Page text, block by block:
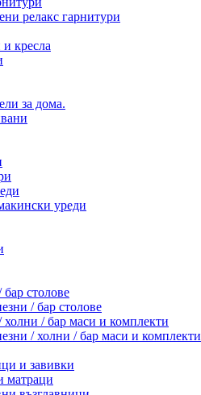
релакс гарнитури
кресла
за дома.
уреди
столове
/ бар столове
холни / бар маси и комплекти
/ холни / бар маси и комплекти
и завивки
матраци